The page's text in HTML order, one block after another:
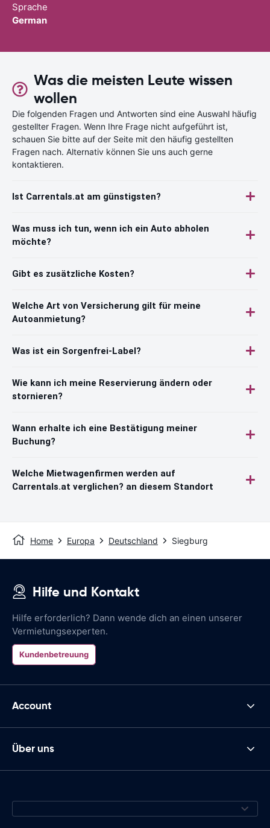
Sprache
German
Was die meisten Leute wissen
wollen
Die folgenden Fragen und Antworten sind eine Auswahl häufig
gestellter Fragen. Wenn Ihre Frage nicht aufgeführt ist,
schauen Sie bitte auf der Seite mit den häufig gestellten
Fragen nach. Alternativ können Sie uns auch gerne
kontaktieren.
Ist Carrentals.at am günstigsten?
Was muss ich tun, wenn ich ein Auto abholen
möchte?
Gibt es zusätzliche Kosten?
Welche Art von Versicherung gilt für meine
Autoanmietung?
Was ist ein Sorgenfrei-Label?
Wie kann ich meine Reservierung ändern oder
stornieren?
Wann erhalte ich eine Bestätigung meiner
Buchung?
Welche Mietwagenfirmen werden auf
Carrentals.at verglichen? an diesem Standort
Home Europa Deutschland Siegburg
Hilfe und Kontakt
Hilfe erforderlich? Dann wende dich an einen unserer
Vermietungsexperten.
Kundenbetreuung
Account
Über uns